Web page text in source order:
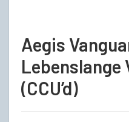
Aegis
Lebenslange
(CCU’d)